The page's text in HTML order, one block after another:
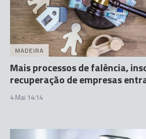
MADEIRA
Mais processos de falência,
recuperação de empresas
4 Mai 14:14